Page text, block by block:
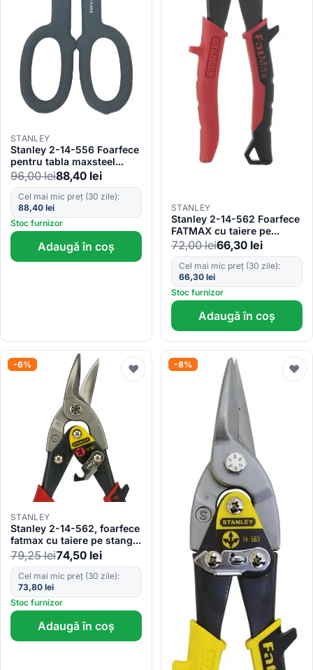
STANLEY
Stanley 2-14-556 Foarfece
pentru tabla maxsteel
250mm
96,00lei88,40 lei
Cel mai mic preț (30 zile):
88,40 lei
Stoc furnizor
Adaugă în coș
STANLEY
Stanley 2-14-562 Foarfece
FATMAX cu taiere pe
stanga 0.7-1.2mm, 250mm
72,00lei66,30 lei
Cel mai mic preț (30 zile):
66,30 lei
Stoc furnizor
Adaugă în coș
-6% ♥
STANLEY
Stanley 2-14-562, foarfece
fatmax cu taiere pe stanga,
250 mm, blister
79,25lei74,50 lei
Cel mai mic preț (30 zile):
73,80 lei
Stoc furnizor
Adaugă în coș
-8% ♥